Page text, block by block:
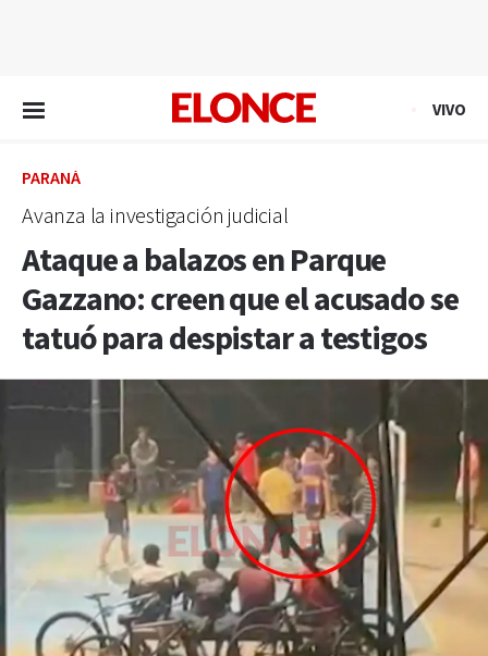
VIVO
PARANÁ
Avanza la investigación judicial
Ataque a balazos en Parque
Gazzano: creen que el acusado se
tatuó para despistar a testigos